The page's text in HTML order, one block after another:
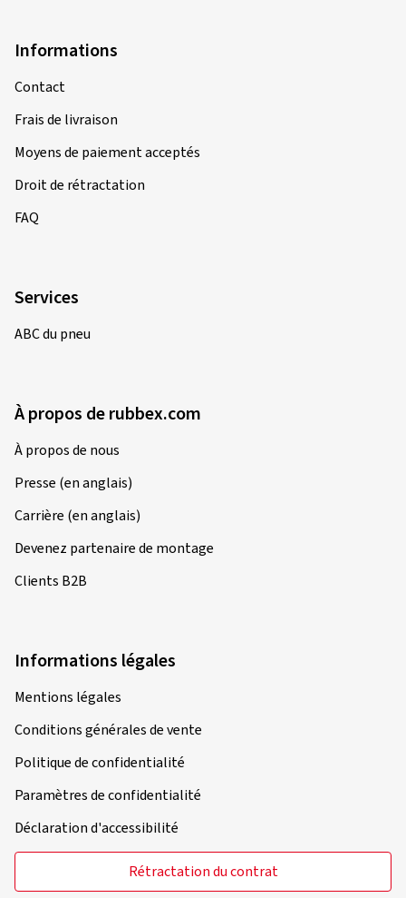
Informations
Contact
Frais de livraison
Moyens de paiement acceptés
Droit de rétractation
FAQ
Services
ABC du pneu
À propos de rubbex.com
À propos de nous
Presse (en anglais)
Carrière (en anglais)
Devenez partenaire de montage
Clients B2B
Informations légales
Mentions légales
Conditions générales de vente
Politique de confidentialité
Paramètres de confidentialité
Déclaration d'accessibilité
Rétractation du contrat